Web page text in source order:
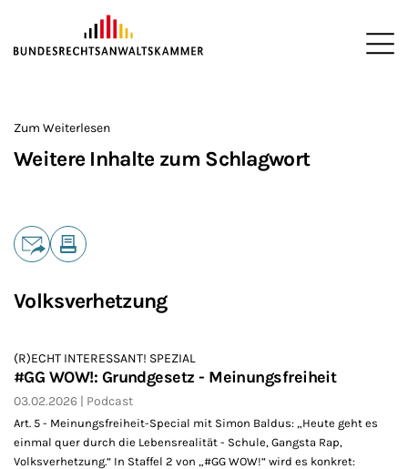
ZUM HAUPTINHALT SPRINGEN
Zum Weiterlesen
Weitere Inhalte zum Schlagwort
Teilen
Volksverhetzung
(R)ECHT INTERESSANT! SPEZIAL
#GG WOW!: Grundgesetz - Meinungsfreiheit
03.02.2026 Podcast
Art. 5 - Meinungsfreiheit-Special mit Simon Baldus: „Heute geht es
einmal quer durch die Lebensrealität - Schule, Gangsta Rap,
Volksverhetzung.“ In Staffel 2 von „#GG WOW!“ wird es konkret: